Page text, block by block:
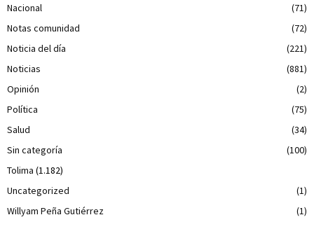
Nacional
(71)
Notas comunidad
(72)
Noticia del día
(221)
Noticias
(881)
Opinión
(2)
Política
(75)
Salud
(34)
Sin categoría
(100)
Tolima (1.182)
Uncategorized
(1)
Willyam Peña Gutiérrez
(1)